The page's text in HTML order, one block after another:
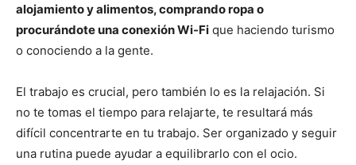
alojamiento y alimentos, comprando ropa o
procurándote una conexión Wi-Fi que haciendo turismo
o conociendo a la gente.
El trabajo es crucial, pero también lo es la relajación. Si
no te tomas el tiempo para relajarte, te resultará más
difícil concentrarte en tu trabajo. Ser organizado y seguir
una rutina puede ayudar a equilibrarlo con el ocio.